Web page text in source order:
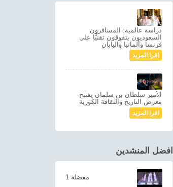
دراسة عالمية: المسافرون
السعوديون يتفوقون تقنيًّا على
فرنسا وألمانيا واليابان
اقرا المزيد
الأمير سلطان بن سلمان يفتتح
معرض التاريخ والثقافة الكورية
اقرا المزيد
افضل المنشدين
1 مفضلة